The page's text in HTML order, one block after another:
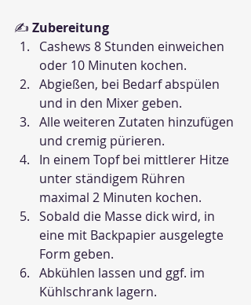
✍️ Zubereitung
Cashews 8 Stunden einweichen
oder 10 Minuten kochen.
Abgießen, bei Bedarf abspülen
und in den Mixer geben.
Alle weiteren Zutaten hinzufügen
und cremig pürieren.
In einem Topf bei mittlerer Hitze
unter ständigem Rühren
maximal 2 Minuten kochen.
Sobald die Masse dick wird, in
eine mit Backpapier ausgelegte
Form geben.
Abkühlen lassen und ggf. im
Kühlschrank lagern.